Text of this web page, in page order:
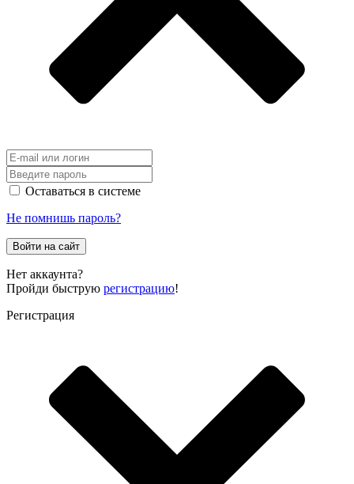
Оставаться в системе
Не помнишь пароль?
Войти на сайт
Нет аккаунта?
Пройди быструю регистрацию!
Регистрация